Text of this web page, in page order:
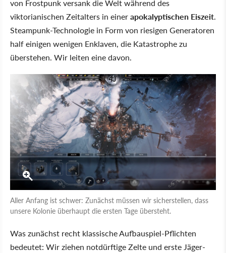
von Frostpunk versank die Welt während des
viktorianischen Zeitalters in einerapokalyptischen Eiszeit.
Steampunk-Technologie in Form von riesigen Generatoren
half einigen wenigen Enklaven, die Katastrophe zu
überstehen. Wir leiten eine davon.
Aller Anfang ist schwer: Zunächst müssen wir sicherstellen, dass
unsere Kolonie überhaupt die ersten Tage übersteht.
Was zunächst recht klassische Aufbauspiel-Pflichten
bedeutet: Wir ziehen notdürftige Zelte und erste Jäger-